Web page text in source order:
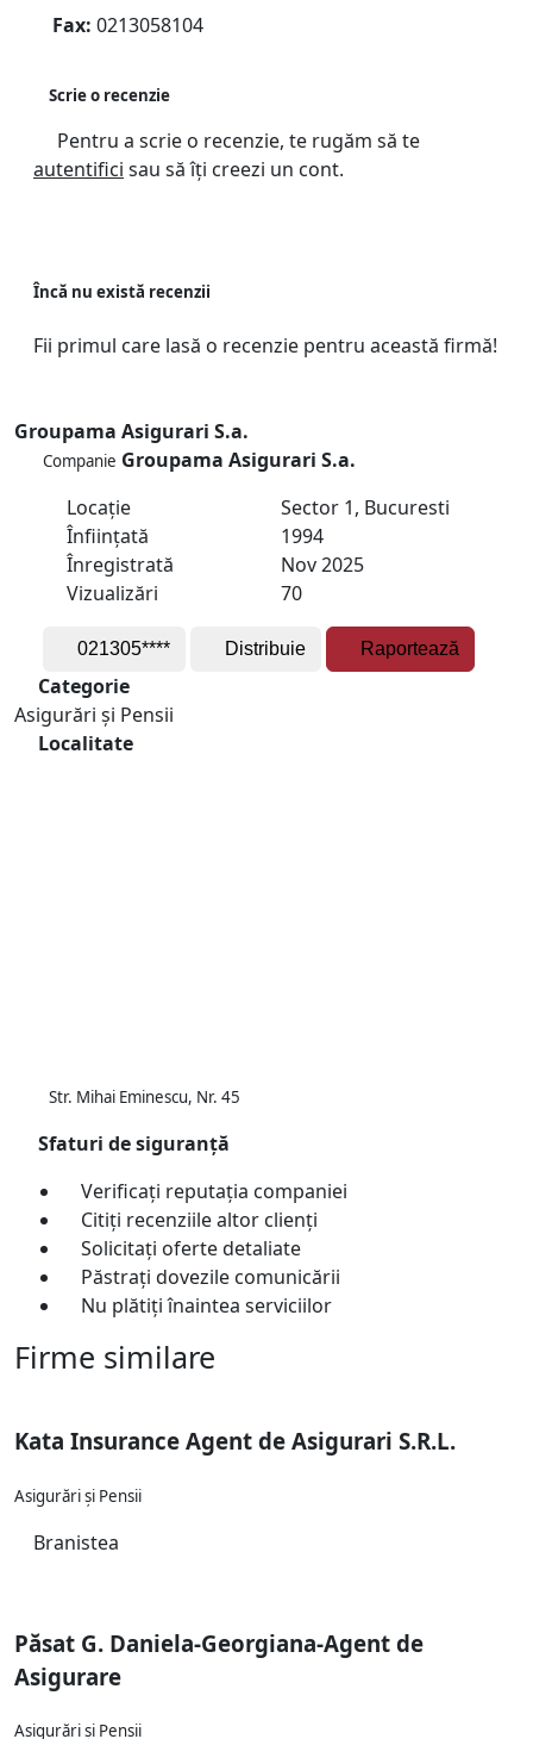
Fax: 0213058104
Scrie o recenzie
Pentru a scrie o recenzie, te rugăm să te
autentifici sau să îți creezi un cont.
Încă nu există recenzii
Fii primul care lasă o recenzie pentru această firmă!
Groupama Asigurari S.a.
Companie Groupama Asigurari S.a.
Locație
Sector 1, Bucuresti
Înființată
1994
Înregistrată
Nov 2025
Vizualizări
70
021305**** Distribuie Raportează
Categorie
Asigurări și Pensii
Localitate
Str. Mihai Eminescu, Nr. 45
Sfaturi de siguranță
Verificați reputația companiei
Citiți recenziile altor clienți
Solicitați oferte detaliate
Păstrați dovezile comunicării
Nu plătiți înaintea serviciilor
Firme similare
Kata Insurance Agent de Asigurari S.R.L.
Asigurări și Pensii
Branistea
Păsat G. Daniela-Georgiana-Agent de
Asigurare
Asigurări și Pensii